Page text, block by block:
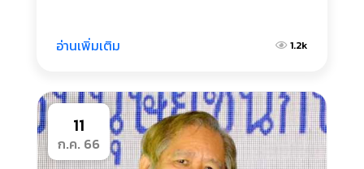
อ่านเพิ่มเติม 1.2k
11
ก.ค. 66